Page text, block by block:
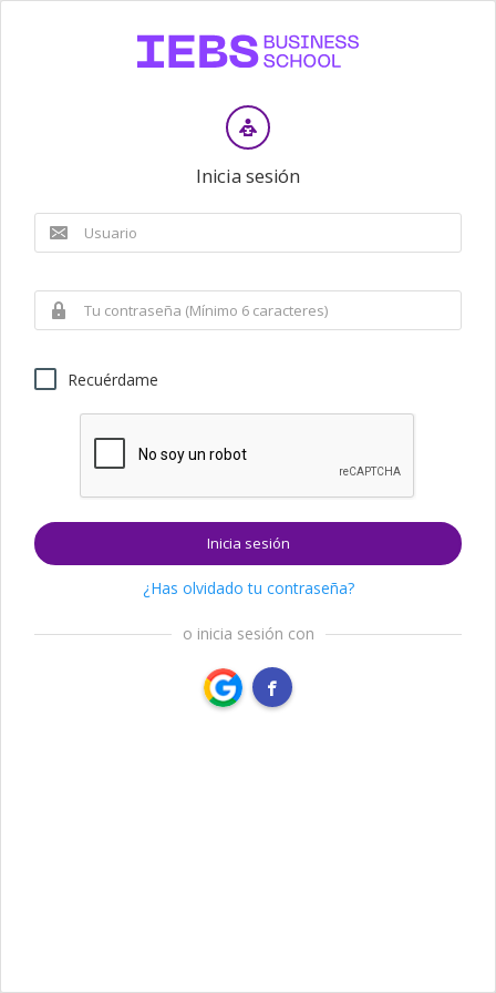
Inicia sesión
Recuérdame
Inicia sesión
¿Has olvidado tu contraseña?
o inicia sesión con